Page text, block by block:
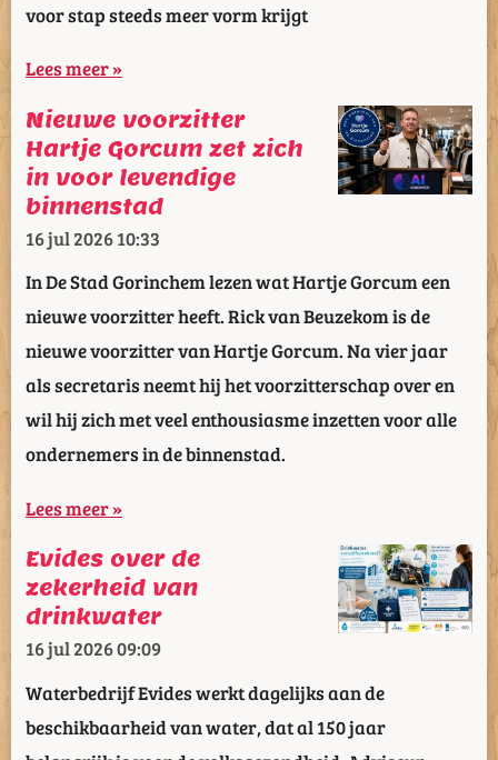
voor stap steeds meer vorm krijgt
Lees meer »
Nieuwe voorzitter
Hartje Gorcum zet zich
in voor levendige
binnenstad
16 jul 202610:33
In De Stad Gorinchem lezen wat Hartje Gorcum een
nieuwe voorzitter heeft. Rick van Beuzekom is de
nieuwe voorzitter van Hartje Gorcum. Na vier jaar
als secretaris neemt hij het voorzitterschap over en
wil hij zich met veel enthousiasme inzetten voor alle
ondernemers in de binnenstad.
Lees meer »
Evides over de
zekerheid van
drinkwater
16 jul 202609:09
Waterbedrijf Evides werkt dagelijks aan de
beschikbaarheid van water, dat al 150 jaar